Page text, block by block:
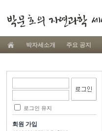
박자세소개 주요 공지
로그인 유지
회원 가입